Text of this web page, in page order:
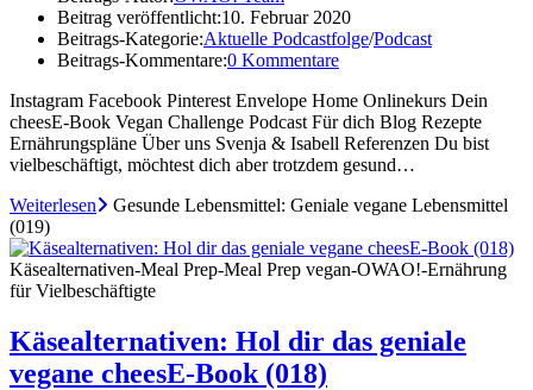
Beitrag veröffentlicht:10. Februar 2020
Beitrags-Kategorie:Aktuelle Podcastfolge/Podcast
Beitrags-Kommentare:0 Kommentare
Instagram Facebook Pinterest Envelope Home Onlinekurs Dein
cheesE-Book Vegan Challenge Podcast Für dich Blog Rezepte
Ernährungspläne Über uns Svenja & Isabell Referenzen Du bist
vielbeschäftigt, möchtest dich aber trotzdem gesund…
Weiterlesen
Gesunde Lebensmittel: Geniale vegane Lebensmittel
(019)
Käsealternativen-Meal Prep-Meal Prep vegan-OWAO!-Ernährung
für Vielbeschäftigte
Käsealternativen: Hol dir das geniale
vegane cheesE-Book (018)